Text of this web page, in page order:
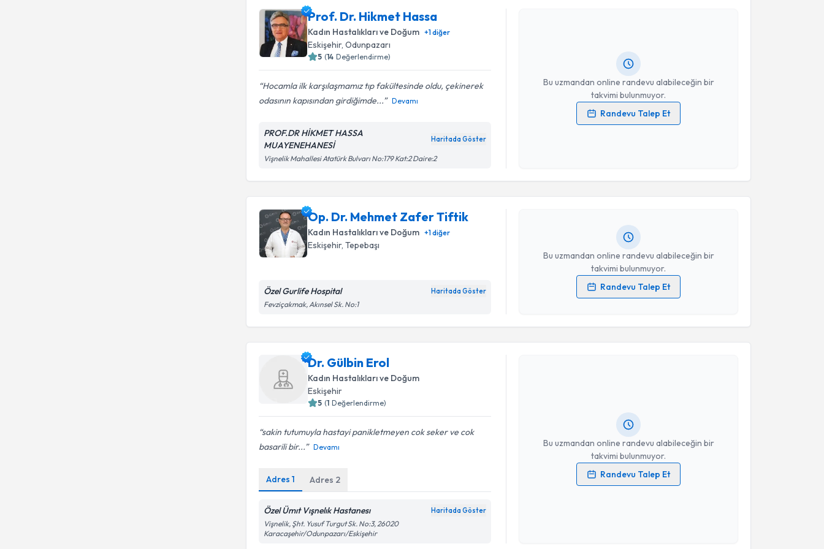
Prof. Dr. Hikmet Hassa
Kadın Hastalıkları ve Doğum +1diğer
Eskişehir, Odunpazarı
5 (14 Değerlendirme)
Hocamla ilk karşılaşmamız tıp fakültesinde oldu, çekinerek
odasının kapısından girdiğimde...
Devamı
PROF.DR HİKMET HASSA
MUAYENEHANESİ
Haritada Göster
Vişnelik Mahallesi Atatürk Bulvarı No:179 Kat:2 Daire:2
Bu uzmandan online randevu alabileceğin bir
takvimi bulunmuyor.
Randevu Talep Et
Kişisel verilerimin işlenmesine ilişkinAydınlatma Metni
Op. Dr. Mehmet Zafer Tiftik
Kadın Hastalıkları ve Doğum +1diğer
Eskişehir, Tepebaşı
Özel Gurlife Hospital Haritada Göster
Fevziçakmak, Akınsel Sk. No:1
Bu uzmandan online randevu alabileceğin bir
takvimi bulunmuyor.
Randevu Talep Et
Kişisel verilerimin işlenmesine ilişkinAydınlatma Metni
Dr. Gülbin Erol
Kadın Hastalıkları ve Doğum
Eskişehir
5 (1 Değerlendirme)
sakin tutumuyla hastayi panikletmeyen cok seker ve cok
basarili bir...
Devamı
Adres1 Adres 2
Özel Ümıt Vışnelık Hastanesı Haritada Göster
Vişnelik, Şht. Yusuf Turgut Sk. No:3, 26020
Karacaşehir/Odunpazarı/Eskişehir
Bu uzmandan online randevu alabileceğin bir
takvimi bulunmuyor.
Randevu Talep Et
Kişisel verilerimin işlenmesine ilişkinAydınlatma Metni
Randevu Takvimi Talebi